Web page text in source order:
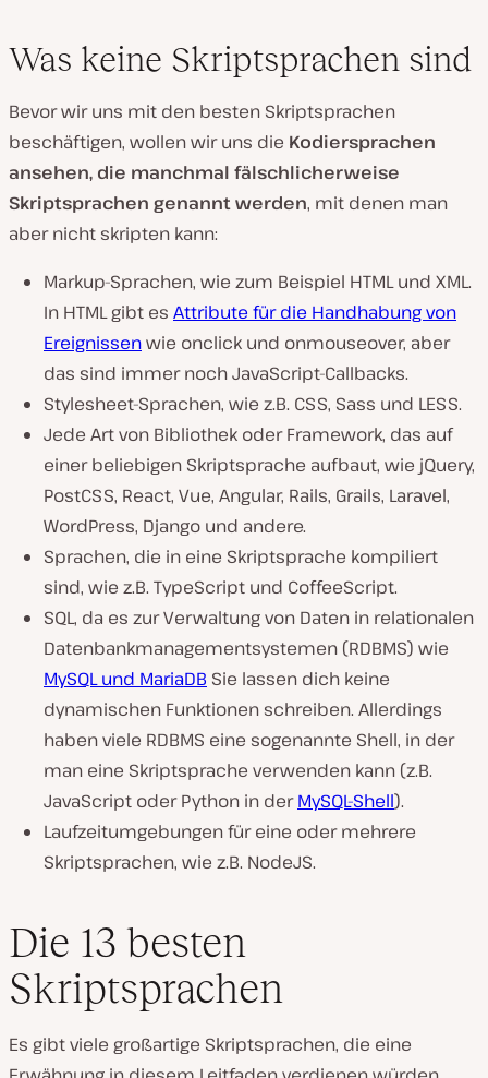
Was keine Skriptsprachen sind
Bevor wir uns mit den besten Skriptsprachen
beschäftigen, wollen wir uns die Kodiersprachen
ansehen, die manchmal fälschlicherweise
Skriptsprachen genannt werden, mit denen man
aber nicht skripten kann:
Markup-Sprachen, wie zum Beispiel HTML und XML.
In HTML gibt es Attribute für die Handhabung von
Ereignissenwie onclick und onmouseover, aber
das sind immer noch JavaScript-Callbacks.
Stylesheet-Sprachen, wie z.B. CSS, Sass und LESS.
Jede Art von Bibliothek oder Framework, das auf
einer beliebigen Skriptsprache aufbaut, wie jQuery,
PostCSS, React, Vue, Angular, Rails, Grails, Laravel,
WordPress, Django und andere.
Sprachen, die in eine Skriptsprache kompiliert
sind, wie z.B. TypeScript und CoffeeScript.
SQL, da es zur Verwaltung von Daten in relationalen
Datenbankmanagementsystemen (RDBMS) wie
MySQL und MariaDB Sie lassen dich keine
dynamischen Funktionen schreiben. Allerdings
haben viele RDBMS eine sogenannte Shell, in der
man eine Skriptsprache verwenden kann (z.B.
JavaScript oder Python in derMySQL-Shell).
Laufzeitumgebungen für eine oder mehrere
Skriptsprachen, wie z.B. NodeJS.
Die 13 besten
Skriptsprachen
Es gibt viele großartige Skriptsprachen, die eine